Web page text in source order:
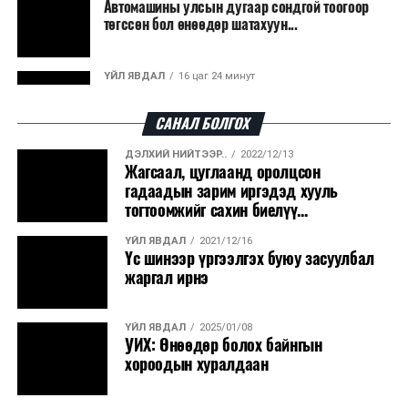
боловсруулах үйлдвэрүүдээр дулаан, цахилгаан
эрчим хүч үйлдвэрлэдэг.
Ийнхүү лаг хатаах, шатаах технологийг лагийн
үйлдвэрлэх, нөөцийг дахин ашиглах чиглэлээр олон
улсад өргөн ашиглаж байна.
Автомашины улсын дугаар сондгой тоогоор
төгссөн бол өнөөдөр шатахуун...
ҮЙЛ ЯВДАЛ 16 цаг 24 минут
ДЭЛХИЙ НИЙТЭЭР..
“Уралдронзавод” компанийн ерөнхий
захирлын автомашиныг дэлбэлжээ...
ҮЙЛ ЯВДАЛ
Сүхбаатар боомтоор тав хоногт 10 мянга гаруй
тонн АИ-92 автобензин и...
ДЭЛХИЙ НИЙТЭЭР.. 2026/08/06
Вашингтон мужийн ой хээрийн түймрийг
хяналтад авах ажил ахицтай байн...
САНАЛ БОЛГОХ
ДЭЛХИЙ НИЙТЭЭР.. 2022/12/13
Жагсаал, цуглаанд оролцсон
гадаадын зарим иргэдэд хууль
тогтоомжийг сахин биелүү...
ҮЙЛ ЯВДАЛ 2021/12/16
Үс шинээр үргээлгэх буюу засуулбал
жаргал ирнэ
ҮЙЛ ЯВДАЛ 2025/01/08
УИХ: Өнөөдөр болох байнгын
хороодын хуралдаан